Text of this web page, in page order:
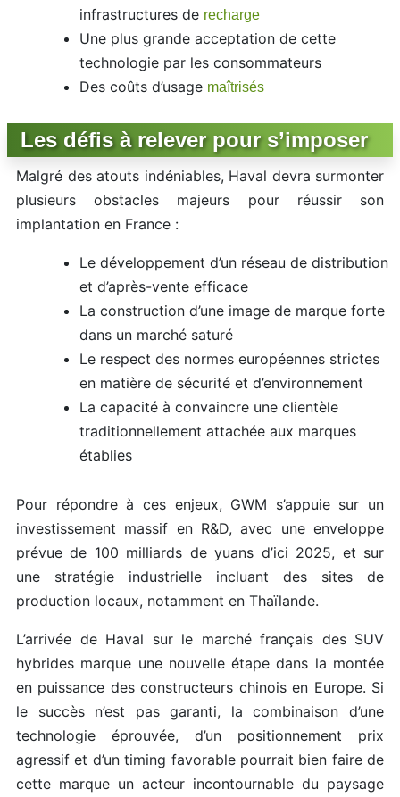
infrastructures de recharge
Une plus grande acceptation de cette
technologie par les consommateurs
Des coûts d’usage maîtrisés
Les défis à relever pour s’imposer
Malgré des atouts indéniables, Haval devra surmonter
plusieurs obstacles majeurs pour réussir son
implantation en France :
Le développement d’un réseau de distribution
et d’après-vente efficace
La construction d’une image de marque forte
dans un marché saturé
Le respect des normes européennes strictes
en matière de sécurité et d’environnement
La capacité à convaincre une clientèle
traditionnellement attachée aux marques
établies
Pour répondre à ces enjeux, GWM s’appuie sur un
investissement massif en R&D, avec une enveloppe
prévue de 100 milliards de yuans d’ici 2025, et sur
une stratégie industrielle incluant des sites de
production locaux, notamment en Thaïlande.
L’arrivée de Haval sur le marché français des SUV
hybrides marque une nouvelle étape dans la montée
en puissance des constructeurs chinois en Europe. Si
le succès n’est pas garanti, la combinaison d’une
technologie éprouvée, d’un positionnement prix
agressif et d’un timing favorable pourrait bien faire de
cette marque un acteur incontournable du paysage